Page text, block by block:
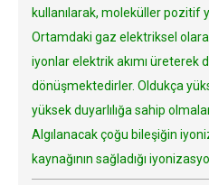
kullanılarak, moleküller pozitif
Ortamdaki gaz elektriksel
iyonlar elektrik akımı üreterek
dönüşmektedirler. Oldukça
yüksek duyarlılığa sahip
Algılanacak çoğu bileşiğin
kaynağının sağladığı